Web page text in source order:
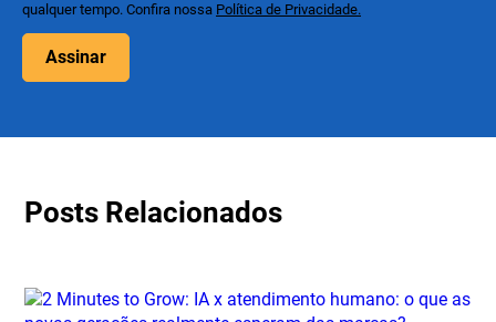
qualquer tempo. Confira nossa Política de Privacidade.
Assinar
Posts Relacionados